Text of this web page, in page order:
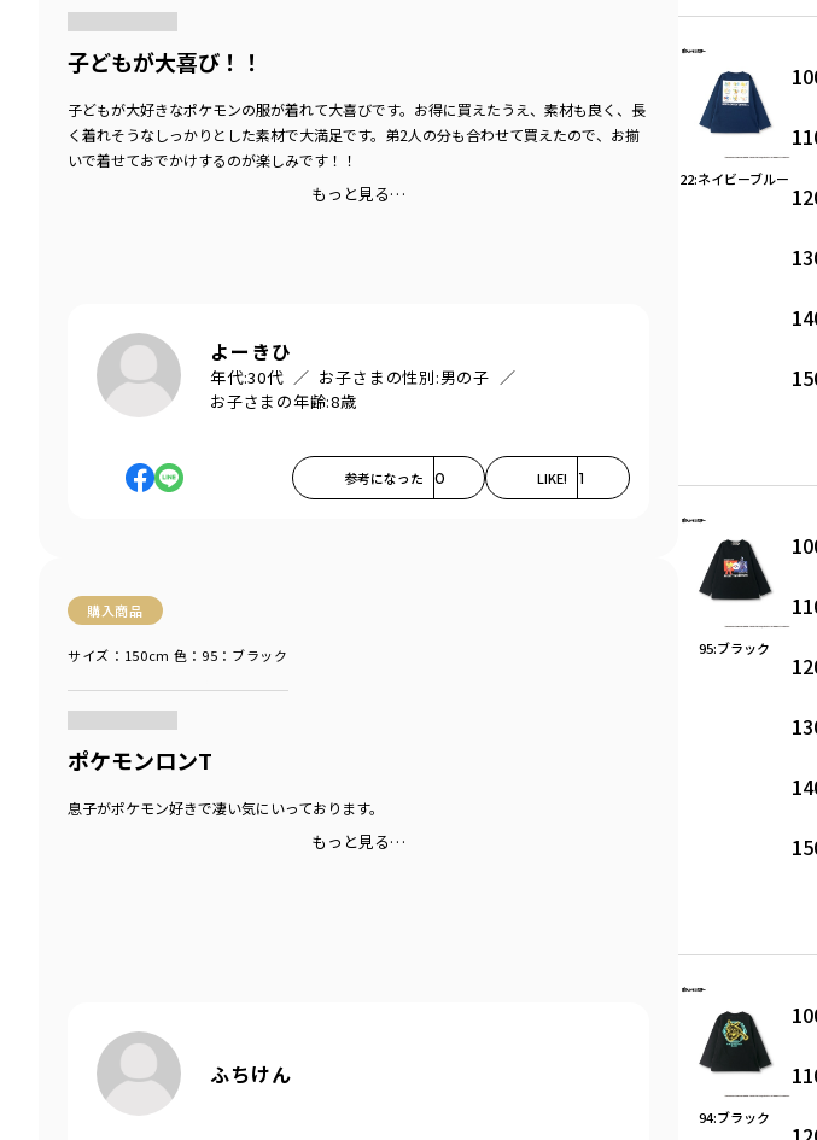
子どもが大喜び！！
子どもが大好きなポケモンの服が着れて大喜びです。お得に買えたうえ、素材も良く、長
く着れそうなしっかりとした素材で大満足です。弟2人の分も合わせて買えたので、お揃
いで着せておでかけするのが楽しみです！！
もっと見る…
よーきひ
年代:30代 お子さまの性別:男の子
お子さまの年齢:8歳
参考になった 0 LIKE! 1
購入商品
サイズ：150cm 色：95：ブラック
ポケモンロンT
息子がポケモン好きで凄い気にいっております。
もっと見る…
ふちけん
22:ネイビーブルー
95:ブラック
94:ブラック